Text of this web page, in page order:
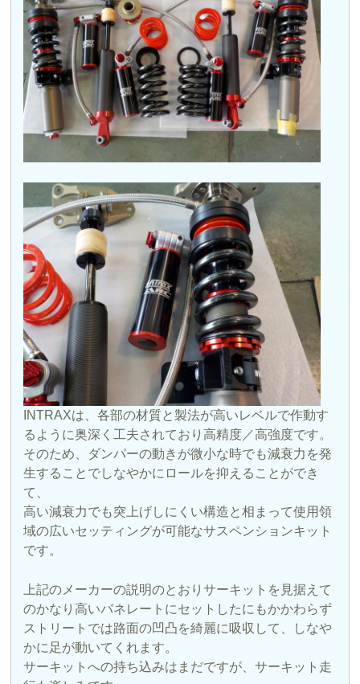
INTRAXは、各部の材質と製法が高いレベルで作動す
るように奥深く工夫されており高精度／高強度です。
そのため、ダンパーの動きが微小な時でも減衰力を発
生することでしなやかにロールを抑えることができ
て、
高い減衰力でも突上げしにくい構造と相まって使用領
域の広いセッティングが可能なサスペンションキット
です。
上記のメーカーの説明のとおりサーキットを見据えて
のかなり高いバネレートにセットしたにもかかわらず
ストリートでは路面の凹凸を綺麗に吸収して、しなや
かに足が動いてくれます。
サーキットへの持ち込みはまだですが、サーキット走